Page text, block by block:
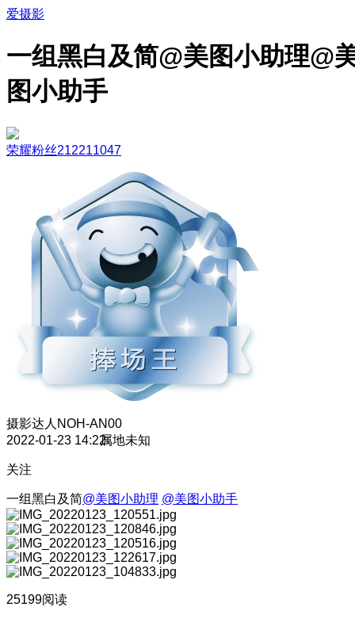
爱摄影
一组黑白及简@美图小助理@
图小助手
荣耀粉丝212211047
摄影达人 NOH-AN00
2022-01-23 14:22属地未知
关注
一组黑白及简@美图小助理 @美图小助手
25199阅读